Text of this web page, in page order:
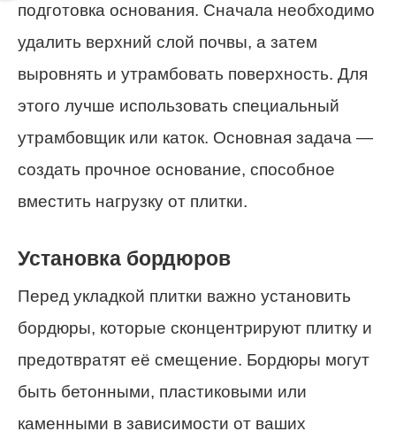
подготовка основания. Сначала необходимо
удалить верхний слой почвы, а затем
выровнять и утрамбовать поверхность. Для
этого лучше использовать специальный
утрамбовщик или каток. Основная задача —
создать прочное основание, способное
вместить нагрузку от плитки.
Установка бордюров
Перед укладкой плитки важно установить
бордюры, которые сконцентрируют плитку и
предотвратят её смещение. Бордюры могут
быть бетонными, пластиковыми или
каменными в зависимости от ваших